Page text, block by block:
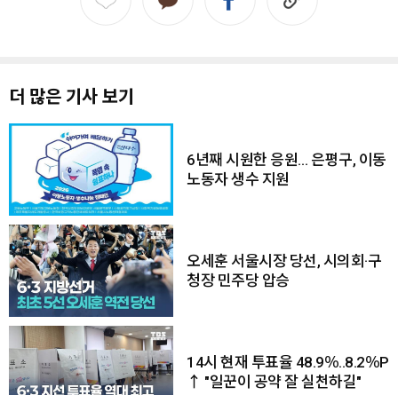
더 많은 기사 보기
6년째 시원한 응원… 은평구, 이동
노동자 생수 지원
오세훈 서울시장 당선, 시의회·구
청장 민주당 압승
14시 현재 투표율 48.9％..8.2％P
↑ "일꾼이 공약 잘 실천하길"